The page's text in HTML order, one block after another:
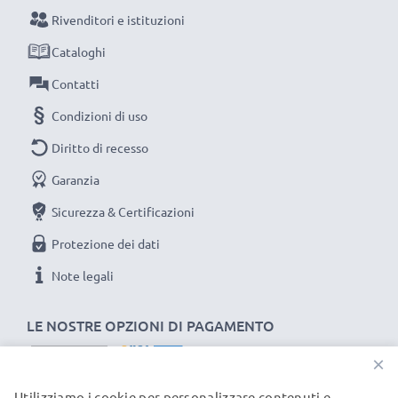
1x batteria da 3000 mAh
raggiungimento di efficienza desiderata ricarica
completamente le batterie prima d‘impiegarle.
Non lasciarti scappare neanche uno scatto con
LCD, marcato CELLONIC. Ordina ora, spedizione
rapida e 3 anni di garanzia!
LE NOSTRE OPZIONI DI PAGAMENTO
Rivenditori e istituzioni
Cataloghi
Contatti
Condizioni di uso
Diritto di recesso
Garanzia
Sicurezza & Certificazioni
Protezione dei dati
Note legali
×